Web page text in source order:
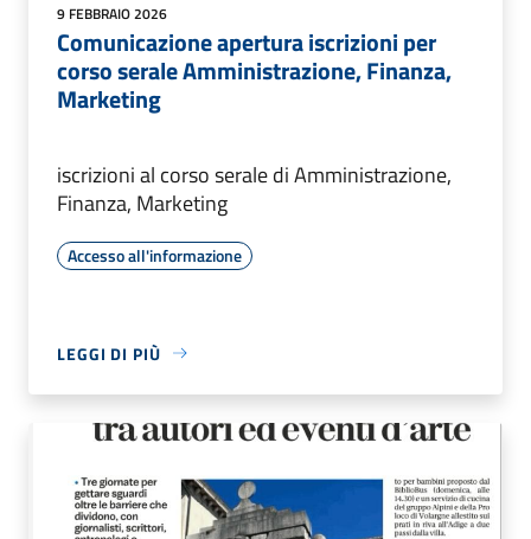
9 FEBBRAIO 2026
Comunicazione apertura iscrizioni per
corso serale Amministrazione, Finanza,
Marketing
iscrizioni al corso serale di Amministrazione,
Finanza, Marketing
Accesso all'informazione
LEGGI DI PIÙ